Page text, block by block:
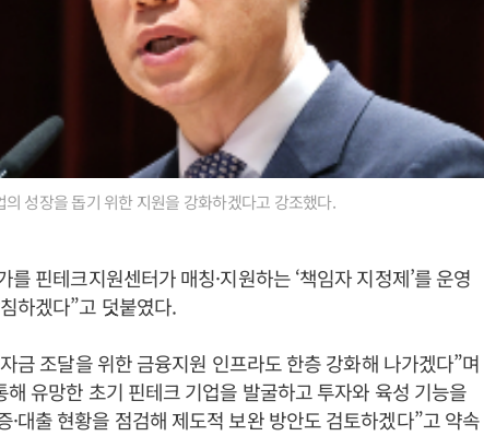
성장을 돕기 위한 지원을 강화하겠다고 강조했다.
를 핀테크지원센터가 매칭·지원하는 ‘책임자 지정제’를 운영
하겠다”고 덧붙였다.
금 조달을 위한 금융지원 인프라도 한층 강화해 나가겠다”며
유망한 초기 핀테크 기업을 발굴하고 투자와 육성 기능을
대출 현황을 점검해 제도적 보완 방안도 검토하겠다”고 약속